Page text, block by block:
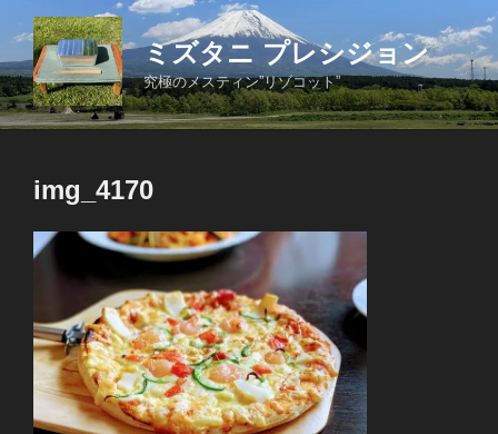
ン
テ
ン
ツ
ミズタニ プレシジョン
究極のメスティン”リゾコット”
img_4170